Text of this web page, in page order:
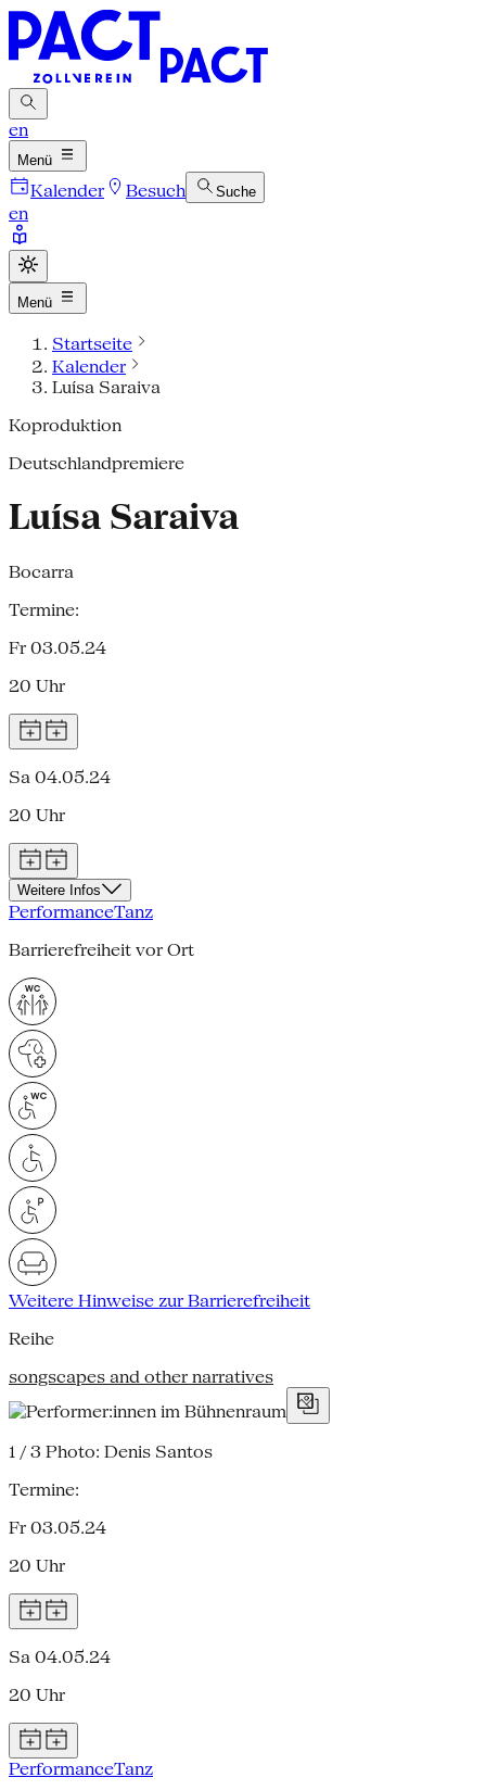
en
Menü
Kalender Besuch Suche
en
Menü
Startseite
Kalender
Luísa Saraiva
Koproduktion
Deutschlandpremiere
Luísa Saraiva
Bocarra
Termine:
Fr 03.05.24
20 Uhr
Sa 04.05.24
20 Uhr
Weitere Infos
PerformanceTanz
Barrierefreiheit vor Ort
Weitere Hinweise zur Barrierefreiheit
Reihe
songscapes and other narratives
1 / 3 Photo: Denis Santos
Termine:
Fr 03.05.24
20 Uhr
Sa 04.05.24
20 Uhr
PerformanceTanz